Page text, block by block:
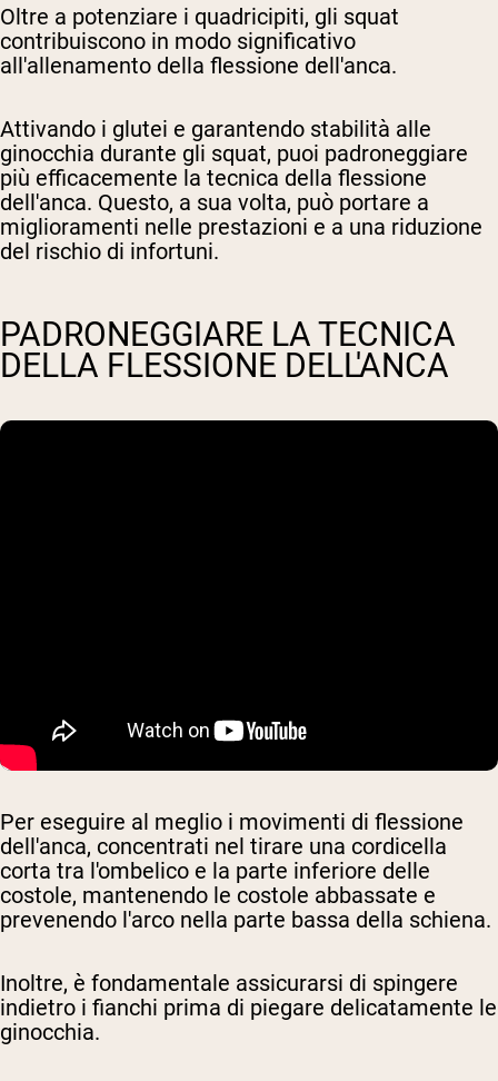
Oltre a potenziare i quadricipiti, gli squat
contribuiscono in modo significativo
all'allenamento della flessione dell'anca.
Attivando i glutei e garantendo stabilità alle
ginocchia durante gli squat, puoi padroneggiare
più efficacemente la tecnica della flessione
dell'anca. Questo, a sua volta, può portare a
miglioramenti nelle prestazioni e a una riduzione
del rischio di infortuni.
PADRONEGGIARE LA TECNICA
DELLA FLESSIONE DELL'ANCA
Per eseguire al meglio i movimenti di flessione
dell'anca, concentrati nel tirare una cordicella
corta tra l'ombelico e la parte inferiore delle
costole, mantenendo le costole abbassate e
prevenendo l'arco nella parte bassa della schiena.
Inoltre, è fondamentale assicurarsi di spingere
indietro i fianchi prima di piegare delicatamente le
ginocchia.